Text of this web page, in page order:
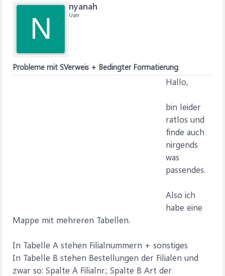
N
nyanah
User
Probleme mit SVerweis + Bedingter Formatierung
Hallo,
bin leider
ratlos und
finde auch
nirgends
was
passendes.
Also ich
habe eine
Mappe mit mehreren Tabellen.
In Tabelle A stehen Filialnummern + sonstiges
In Tabelle B stehen Bestellungen der Filialen und
zwar so: Spalte A Filialnr.; Spalte B Art der